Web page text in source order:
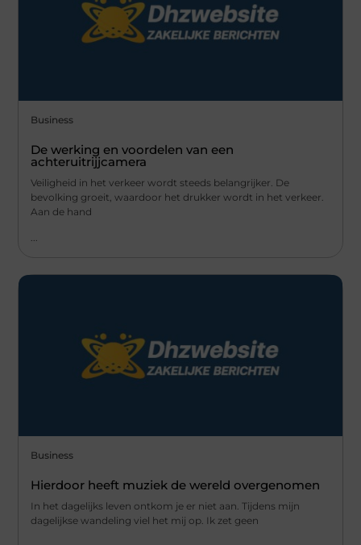
Business
De werking en voordelen van een
achteruitrijjcamera
Veiligheid in het verkeer wordt steeds belangrijker. De
bevolking groeit, waardoor het drukker wordt in het verkeer.
Aan de hand
...
Business
Hierdoor heeft muziek de wereld overgenomen
In het dagelijks leven ontkom je er niet aan. Tijdens mijn
dagelijkse wandeling viel het mij op. Ik zet geen